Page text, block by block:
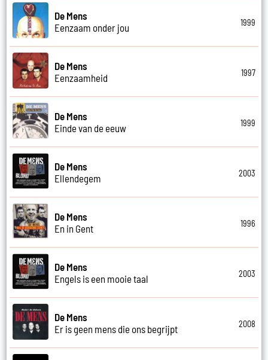
De Mens
Eenzaam onder jou
1999
De Mens
Eenzaamheid
1997
De Mens
Einde van de eeuw
1999
De Mens
Ellendegem
2003
De Mens
En in Gent
1996
De Mens
Engels is een mooie taal
2003
De Mens
Er is geen mens die ons begrijpt
2008